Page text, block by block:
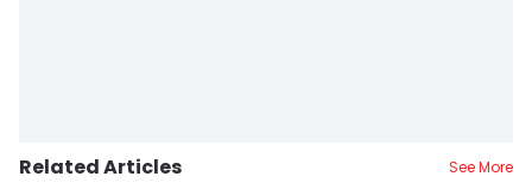
Related Articles See More